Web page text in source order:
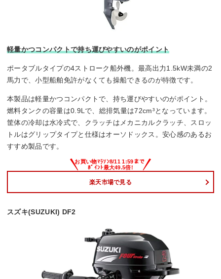
軽量かつコンパクトで持ち運びやすいのがポイント
ポータブルタイプの4ストローク船外機。最高出力1.5kW未満の2
馬力で、小型船舶免許がなくても操船できるのが特徴です。
本製品は軽量かつコンパクトで、持ち運びやすいのがポイント。
燃料タンクの容量は0.9Lで、総排気量は72cm³となっています。
筐体の冷却は水冷式で、クラッチはメカニカルクラッチ、スロッ
トルはグリップタイプと仕様はオーソドックス。安心感のあるお
すすめ製品です。
楽天市場で見る
スズキ(SUZUKI) DF2